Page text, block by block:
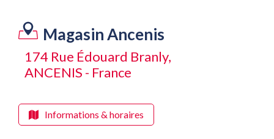
Magasin Ancenis
174 Rue Édouard Branly,
ANCENIS - France
Informations & horaires